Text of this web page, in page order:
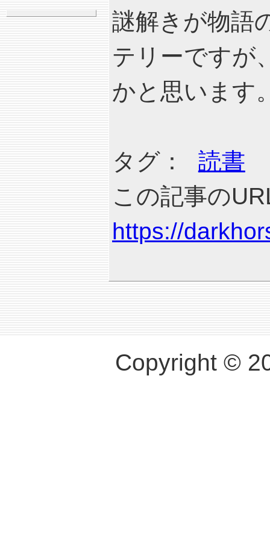
謎解きが物語
テリーですが
かと思います
タグ：
読書
この記事の
https://
Copyright ©